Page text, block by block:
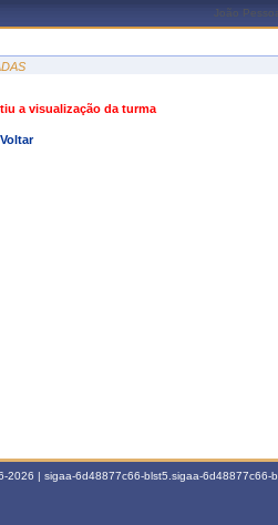
João
a visualização da turma
Voltar
2026 | sigaa-6d48877c66-blst5.sigaa-6d48877c66-